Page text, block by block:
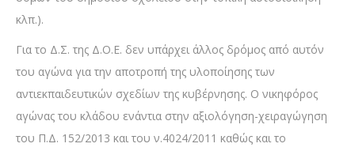
κλπ.).
Για το Δ.Σ. της Δ.Ο.Ε. δεν υπάρχει άλλος δρόμος από αυτόν
του αγώνα για την αποτροπή της υλοποίησης των
αντιεκπαιδευτικών σχεδίων της κυβέρνησης. Ο νικηφόρος
αγώνας του κλάδου ενάντια στην αξιολόγηση-χειραγώγηση
του Π.Δ. 152/2013 και του ν.4024/2011 καθώς και το